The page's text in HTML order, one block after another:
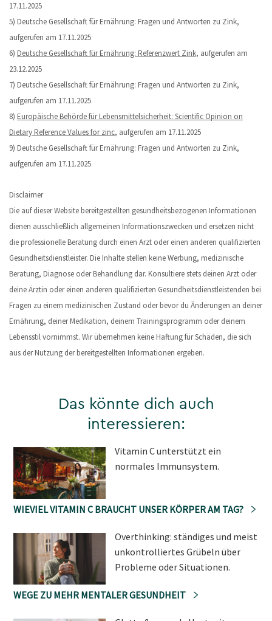
17.11.2025
5) Deutsche Gesellschaft für Ernährung: Fragen und Antworten zu Zink,
aufgerufen am 17.11.2025
6) Deutsche Gesellschaft für Ernährung: Referenzwert Zink, aufgerufen am
23.12.2025
7) Deutsche Gesellschaft für Ernährung: Fragen und Antworten zu Zink,
aufgerufen am 17.11.2025
8) Europäische Behörde für Lebensmittelsicherheit: Scientific Opinion on
Dietary Reference Values for zinc, aufgerufen am 17.11.2025
9) Deutsche Gesellschaft für Ernährung: Fragen und Antworten zu Zink,
aufgerufen am 17.11.2025
Disclaimer
Die auf dieser Website bereitgestellten gesundheitsbezogenen Informationen
dienen ausschließlich allgemeinen Informationszwecken und ersetzen nicht
die professionelle Beratung durch einen Arzt oder einen anderen qualifizierten
Gesundheitsdienstleister. Die Inhalte stellen keine Werbung, medizinische
Beratung, Diagnose oder Behandlung dar. Konsultiere stets deinen Arzt oder
deine Ärztin oder einen anderen qualifizierten Gesundheitsdienstleistenden bei
Fragen zu einem medizinischen Zustand oder bevor du Änderungen an deiner
Ernährung, deiner Medikation, deinem Trainingsprogramm oder deinem
Lebensstil vornimmst. Wir übernehmen keine Haftung für Schäden, die sich
aus der Nutzung der bereitgestellten Informationen ergeben.
Das könnte dich auch
interessieren:
Vitamin C unterstützt ein
normales Immunsystem.
WIEVIEL VITAMIN C BRAUCHT UNSER KÖRPER AM TAG?
Overthinking: ständiges und meist
unkontrolliertes Grübeln über
Probleme oder Situationen.
WEGE ZU MEHR MENTALER GESUNDHEIT